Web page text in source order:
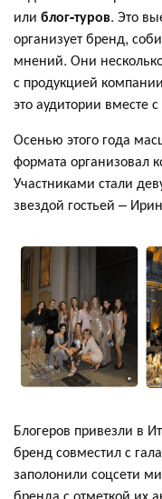
или блог-туров. Это
организует бренд,
мнений. Они
с продукцией
это аудитории вместе
Осенью этого года
формата организовал
Участниками стали
звездой гостьей –
Блогеров привезли в
бренд совместил с
заполонили соцсети